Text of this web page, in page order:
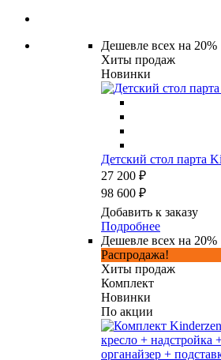
Дешевле всех на 20%
Хиты продаж
Новинки
Детский стол парта
27 200 ₽
98 600 ₽
Добавить к заказу
Подробнее
Дешевле всех на 20%
Распродажа!
Хиты продаж
Комплект
Новинки
По акции